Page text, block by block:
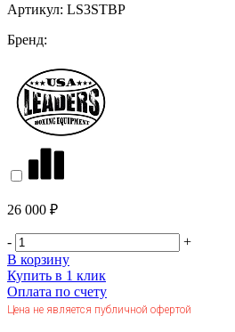
Артикул: LS3STBP
Бренд:
26 000 ₽
-
+
В корзину
Купить в 1 клик
Оплата по счету
Цена не является публичной офертой